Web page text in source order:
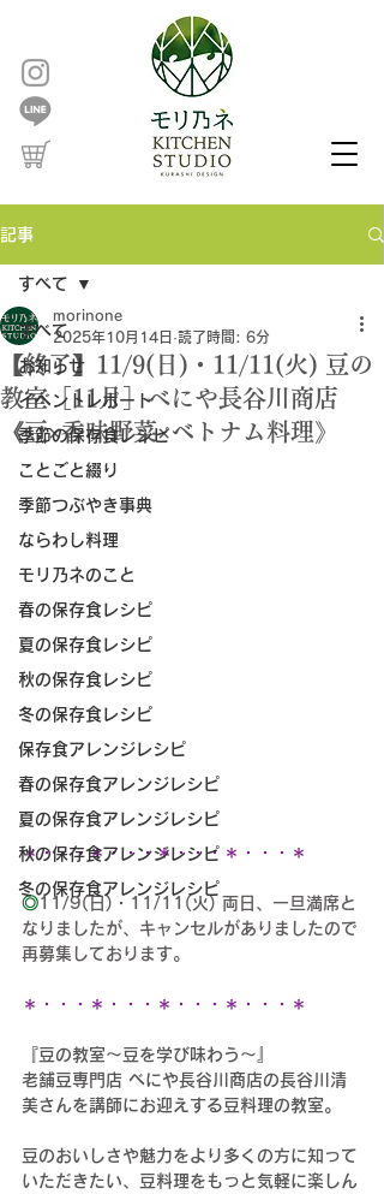
記事
すべて
お知らせ
イベントレポート
季節の保存食レシピ
ことごと綴り
季節つぶやき事典
ならわし料理
モリ乃ネのこと
春の保存食レシピ
夏の保存食レシピ
秋の保存食レシピ
冬の保存食レシピ
保存食アレンジレシピ
春の保存食アレンジレシピ
夏の保存食アレンジレシピ
秋の保存食アレンジレシピ
冬の保存食アレンジレシピ
すべて
【終了】11/9(日)・11/11(火) 豆の
教室［11月］べにや長谷川商店
《豆×香味野菜×ベトナム料理》
morinone
2025年10月14日 読了時間: 6分
＊・・・＊・・・＊・・・＊・・・＊
◎11/9(日)・ 11/11(火) 両日、 一旦満席と
なりましたが、キャンセルがありましたので
再募集 しております。
＊・・・＊・・・＊・・・＊・・・＊
『豆の教室〜豆を学び味わう〜』
老舗豆専門店 べにや長谷川商店の長谷川清
美さんを講師にお迎えする豆料理の教室。
豆のおいしさや魅力をより多くの方に知って
いただきたい、豆料理をもっと気軽に楽しん